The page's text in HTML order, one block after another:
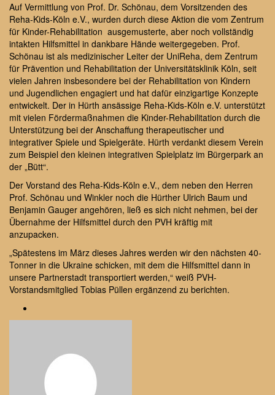
Auf Vermittlung von Prof. Dr. Schönau, dem Vorsitzenden des
Reha-Kids-Köln e.V., wurden durch diese Aktion die vom Zentrum
für Kinder-Rehabilitation ausgemusterte, aber noch vollständig
intakten Hilfsmittel in dankbare Hände weitergegeben. Prof.
Schönau ist als medizinischer Leiter der UniReha, dem Zentrum
für Prävention und Rehabilitation der Universitätsklinik Köln, seit
vielen Jahren insbesondere bei der Rehabilitation von Kindern
und Jugendlichen engagiert und hat dafür einzigartige Konzepte
entwickelt. Der in Hürth ansässige Reha-Kids-Köln e.V. unterstützt
mit vielen Fördermaßnahmen die Kinder-Rehabilitation durch die
Unterstützung bei der Anschaffung therapeutischer und
integrativer Spiele und Spielgeräte. Hürth verdankt diesem Verein
zum Beispiel den kleinen integrativen Spielplatz im Bürgerpark an
der „Bütt“.
Der Vorstand des Reha-Kids-Köln e.V., dem neben den Herren
Prof. Schönau und Winkler noch die Hürther Ulrich Baum und
Benjamin Gauger angehören, ließ es sich nicht nehmen, bei der
Übernahme der Hilfsmittel durch den PVH kräftig mit
anzupacken.
„Spätestens im März dieses Jahres werden wir den nächsten 40-
Tonner in die Ukraine schicken, mit dem die Hilfsmittel dann in
unsere Partnerstadt transportiert werden,“ weiß PVH-
Vorstandsmitglied Tobias Püllen ergänzend zu berichten.